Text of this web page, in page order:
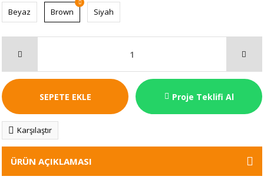
Beyaz Brown Siyah
SEPETE EKLE Proje Teklifi Al
Karşılaştır
ÜRÜN AÇIKLAMASI